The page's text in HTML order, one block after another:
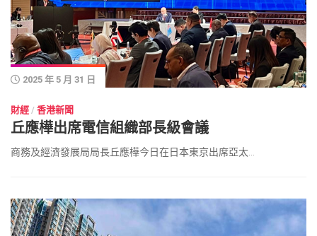
2025 年 5 月 31 日
財經 / 香港新聞
丘應樺出席電信組織部長級會議
商務及經濟發展局局長丘應樺今日在日本東京出席亞太...